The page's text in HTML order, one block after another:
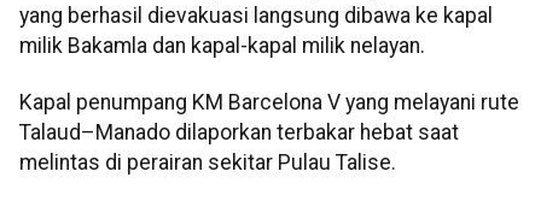
yang berhasil dievakuasi langsung dibawa ke kapal
milik Bakamla dan kapal-kapal milik nelayan.
Kapal penumpang KM Barcelona V yang melayani rute
Talaud–Manado dilaporkan terbakar hebat saat
melintas di perairan sekitar Pulau Talise.